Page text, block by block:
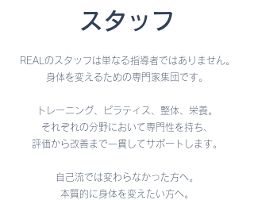
​スタッフ
REALのスタッフは単なる指導者ではありません。
身体を変えるための専門家集団です。
トレーニング、ピラティス、整体、栄養。
それぞれの分野において専門性を持ち、
評価から改善まで一貫してサポートします。
自己流では変わらなかった方へ 。
本質的に身体を変えたい方へ。